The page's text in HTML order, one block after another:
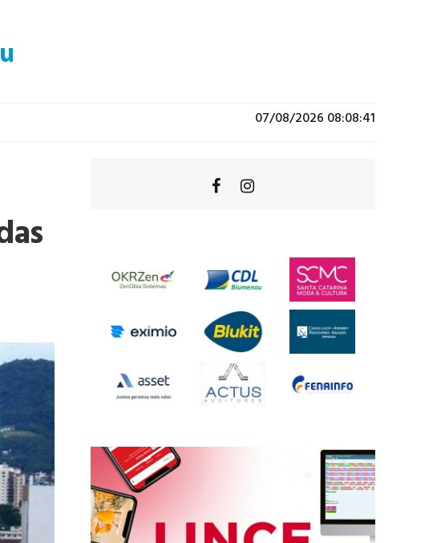
07/08/2026 08:08:41